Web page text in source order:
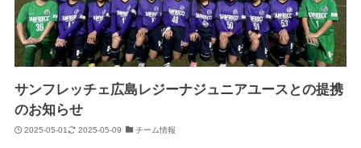
サンフレッチェ広島レジーナジュニアユースとの提携
のお知らせ
2025-05-01 2025-05-09 チーム情報